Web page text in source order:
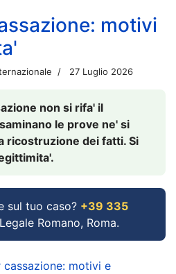
motivi
27 Luglio 2026
non si rifa' il
le prove ne' si
ricostruzione dei fatti. Si
sul tuo caso? +39 335
Romano, Roma.
motivi e